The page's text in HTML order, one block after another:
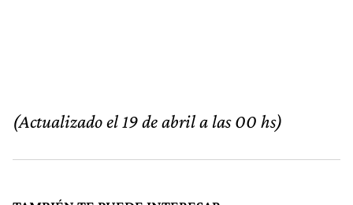
(Actualizado el 19 de abril a las 00 hs)